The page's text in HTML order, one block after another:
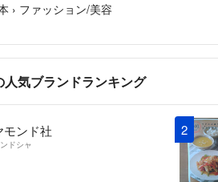
› ファッション/美容
気ブランドランキング
モンド社
ドシャ
2